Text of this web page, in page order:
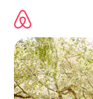
direct
naar
inhoud